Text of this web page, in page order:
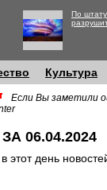
По
Культура
Если Вы заметили
06.04.2024
этот день